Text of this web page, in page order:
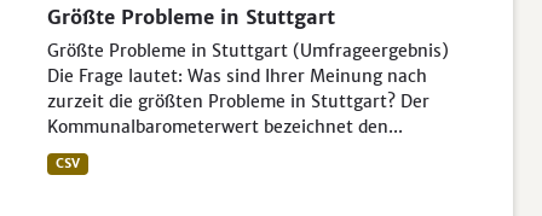
Größte Probleme in Stuttgart
Größte Probleme in Stuttgart (Umfrageergebnis)
Die Frage lautet: Was sind Ihrer Meinung nach
zurzeit die größten Probleme in Stuttgart? Der
Kommunalbarometerwert bezeichnet den...
CSV